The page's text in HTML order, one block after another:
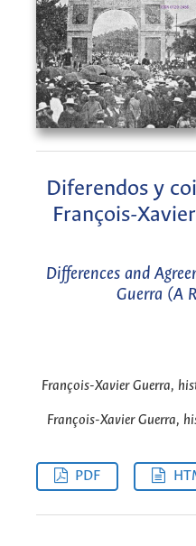
Diferendos y
François-
Differences and
Guerra (A
François-Xavier Guerra,
François-Xavier Guerra,
PDF